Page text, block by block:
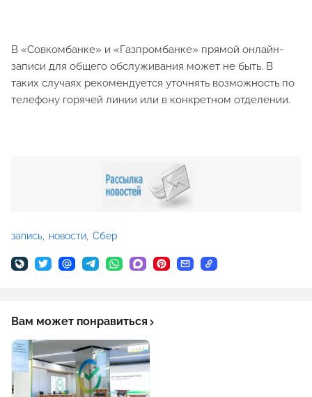
В «Совкомбанке» и «Газпромбанке» прямой онлайн-
записи для общего обслуживания может не быть. В
таких случаях рекомендуется уточнять возможность по
телефону горячей линии или в конкретном отделении.
запись новости Сбер
Вам может понравиться